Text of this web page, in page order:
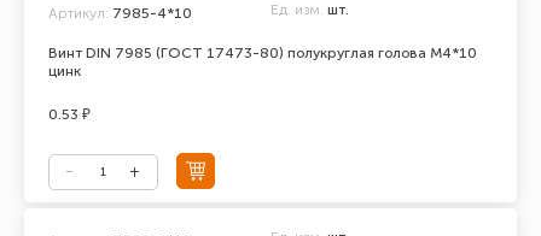
Винт DIN 7985 (ГОСТ 17473-80) полукруглая голова М4*10
цинк
Артикул: 7985-4*10 Ед. изм. шт.
0.53 ₽